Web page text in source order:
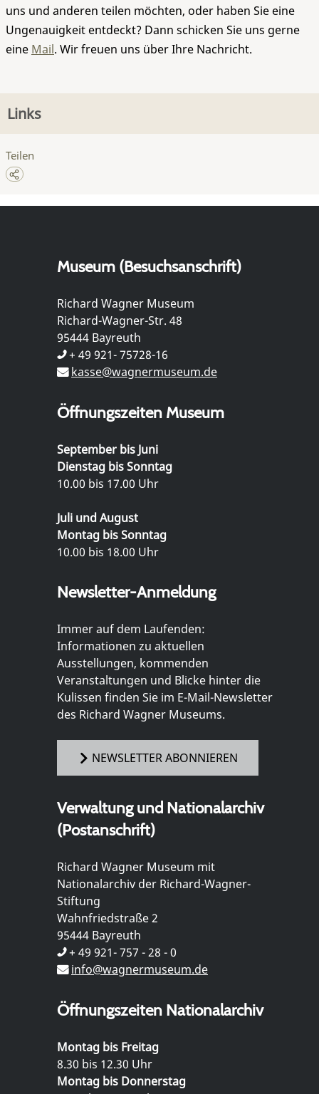
uns und anderen teilen möchten, oder haben Sie eine
Ungenauigkeit entdeckt? Dann schicken Sie uns gerne
eine Mail. Wir freuen uns über Ihre Nachricht.
Links
Teilen
Museum (Besuchsanschrift)
Richard Wagner Museum
Richard-Wagner-Str. 48
95444 Bayreuth
+ 49 921- 75728-16
kasse@wagnermuseum.de
Öffnungszeiten Museum
September bis Juni
Dienstag bis Sonntag
10.00 bis 17.00 Uhr
Juli und August
Montag bis Sonntag
10.00 bis 18.00 Uhr
Newsletter-Anmeldung
Immer auf dem Laufenden:
Informationen zu aktuellen
Ausstellungen, kommenden
Veranstaltungen und Blicke hinter die
Kulissen finden Sie im E-Mail-Newsletter
des Richard Wagner Museums.
NEWSLETTER ABONNIEREN
Verwaltung und Nationalarchiv
(Postanschrift)
Richard Wagner Museum mit
Nationalarchiv der Richard-Wagner-
Stiftung
Wahnfriedstraße 2
95444 Bayreuth
+ 49 921- 757 - 28 - 0
info@wagnermuseum.de
Öffnungszeiten Nationalarchiv
Montag bis Freitag
8.30 bis 12.30 Uhr
Montag bis Donnerstag